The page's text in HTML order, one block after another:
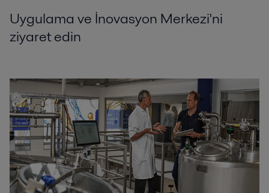
Uygulama ve İnovasyon Merkezi'ni
ziyaret edin